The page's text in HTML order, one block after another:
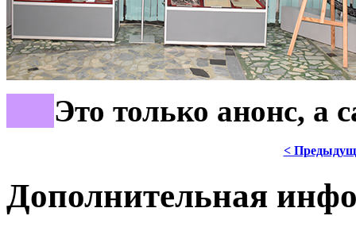
Это только анонс, а
<
Дополнительная